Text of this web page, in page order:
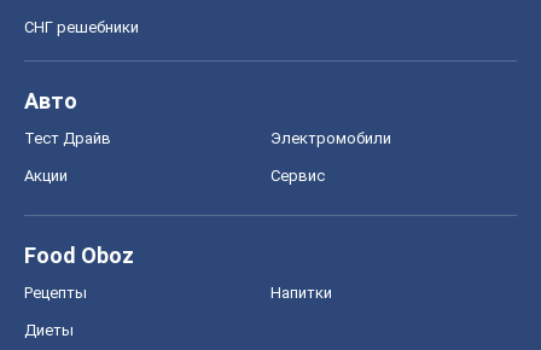
СНГ решебники
Авто
Тест Драйв Электромобили
Акции Сервис
Food Oboz
Рецепты Напитки
Диеты